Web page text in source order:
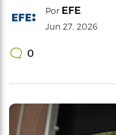
Por EFE
Jun 27, 2026
0